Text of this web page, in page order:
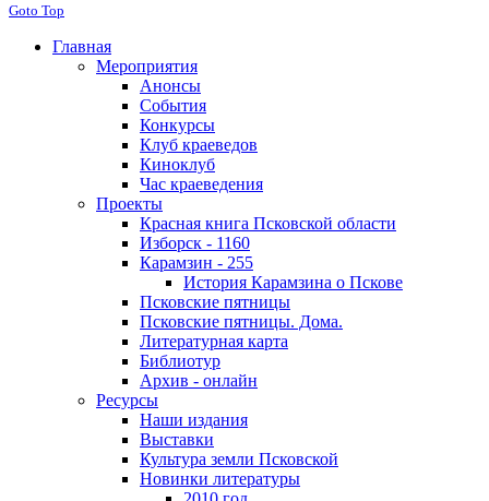
Goto Top
Главная
Мероприятия
Анонсы
События
Конкурсы
Клуб краеведов
Киноклуб
Час краеведения
Проекты
Красная книга Псковской области
Изборск - 1160
Карамзин - 255
История Карамзина о Пскове
Псковские пятницы
Псковские пятницы. Дома.
Литературная карта
Библиотур
Архив - онлайн
Ресурсы
Наши издания
Выставки
Культура земли Псковской
Новинки литературы